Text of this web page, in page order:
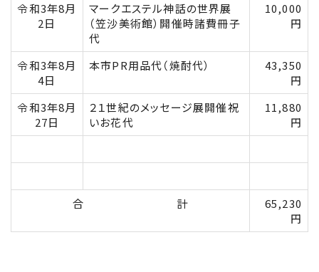
令和3年8月
2日
マークエステル神話の世界展
（笠沙美術館）開催時諸費冊子
代
10,000
円
令和3年8月
4日
本市PR用品代（焼酎代）
43,350
円
令和3年8月
27日
２１世紀のメッセージ展開催祝
いお花代
11,880
円
合 計
65,230
円